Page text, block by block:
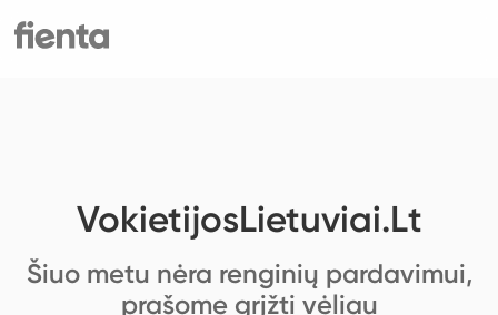
VokietijosLietuviai.Lt
Šiuo metu nėra renginių pardavimui,
prašome grįžti vėliau